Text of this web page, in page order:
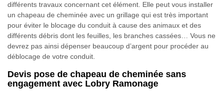
différents travaux concernant cet élément. Elle peut vous installer
un chapeau de cheminée avec un grillage qui est très important
pour éviter le blocage du conduit à cause des animaux et des
différents débris dont les feuilles, les branches cassées… Vous ne
devrez pas ainsi dépenser beaucoup d’argent pour procéder au
déblocage de votre conduit.
Devis pose de chapeau de cheminée sans
engagement avec Lobry Ramonage